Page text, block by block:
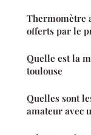
Thermomètre
offerts par le
Quelle est la
toulouse
Quelles sont
amateur avec